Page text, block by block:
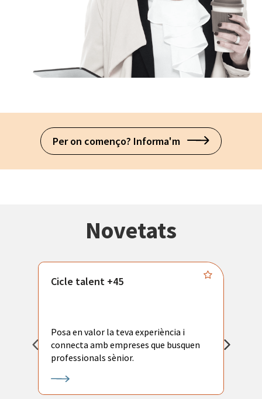
Per on començo? Informa'm
Novetats
Cicle talent +45
Posa en valor la teva experiència i
connecta amb empreses que busquen
professionals sènior.